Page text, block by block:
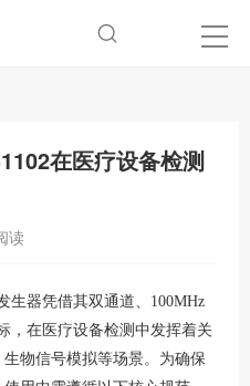
在医疗设备检测
读
生器凭借其双通道、100MHz
，在医疗设备检测中发挥着关
物信号模拟等场景。为确保